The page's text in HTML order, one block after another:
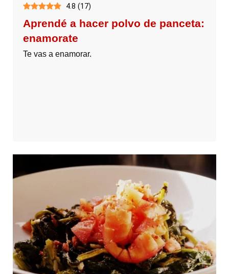
4.8 (17)
Aprendé a hacer polvo de panceta:
enamorate
Te vas a enamorar.